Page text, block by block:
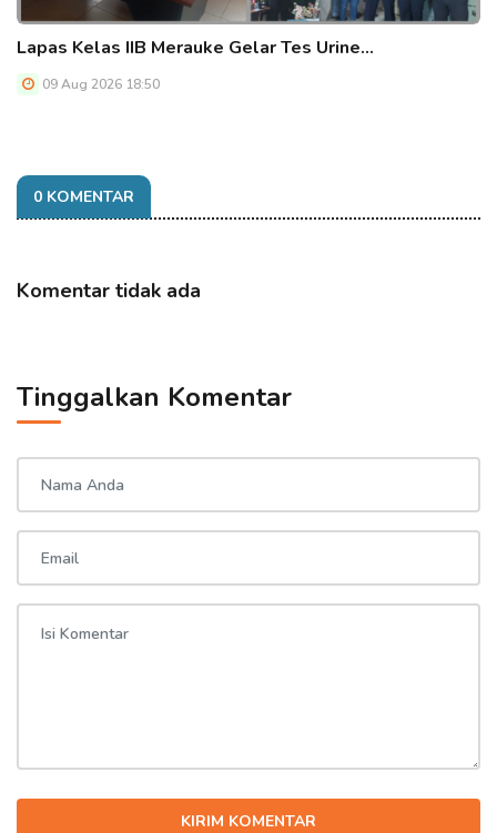
Lapas Kelas IIB Merauke Gelar Tes Urine…
09 Aug 2026 18:50
0 KOMENTAR
Komentar tidak ada
Tinggalkan Komentar
KIRIM KOMENTAR